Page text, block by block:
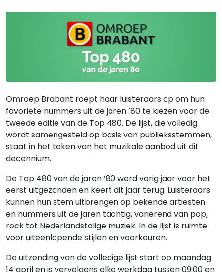
Omroep Brabant roept haar luisteraars op om hun
favoriete nummers uit de jaren ’80 te kiezen voor de
tweede editie van de Top 480. De lijst, die volledig
wordt samengesteld op basis van publieksstemmen,
staat in het teken van het muzikale aanbod uit dit
decennium.
De Top 480 van de jaren ’80 werd vorig jaar voor het
eerst uitgezonden en keert dit jaar terug. Luisteraars
kunnen hun stem uitbrengen op bekende artiesten
en nummers uit de jaren tachtig, variërend van pop,
rock tot Nederlandstalige muziek. In de lijst is ruimte
voor uiteenlopende stijlen en voorkeuren.
De uitzending van de volledige lijst start op maandag
14 april en is vervolgens elke werkdag tussen 09:00 en